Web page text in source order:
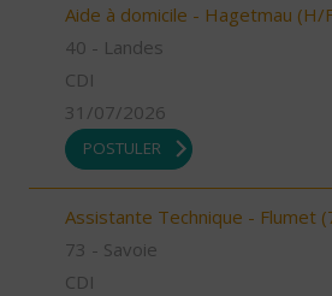
Aide à domicile - Hagetmau (H/
40 - Landes
CDI
31/07/2026
POSTULER
Assistante Technique - Flumet
73 - Savoie
CDI